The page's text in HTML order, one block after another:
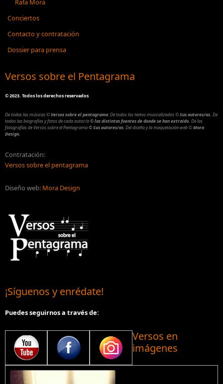
Rafa Mora
Conciertos
Contacto y contratación
Dossier para prensa
Versos sobre el Pentagrama
©2023. Todos los derechos reservados
De todas las músicas© Versos sobre el pentagrama. De todos los textos musicalizados©Sus autores/as. De
todos las biografías y fotos de cada autor/a© las distintas fuentes de donde se han extraído. De las
fotografías de Versos sobre el Pentagrama© Sus autores/as. Del diseño y la maquetación web©Mora
Design.
Contratación:
Versos sobre el pentagrama
Diseño web: Mora Design
¡Síguenos y enrédate!
Puedes seguirnos a través de:
Versos en
imágenes